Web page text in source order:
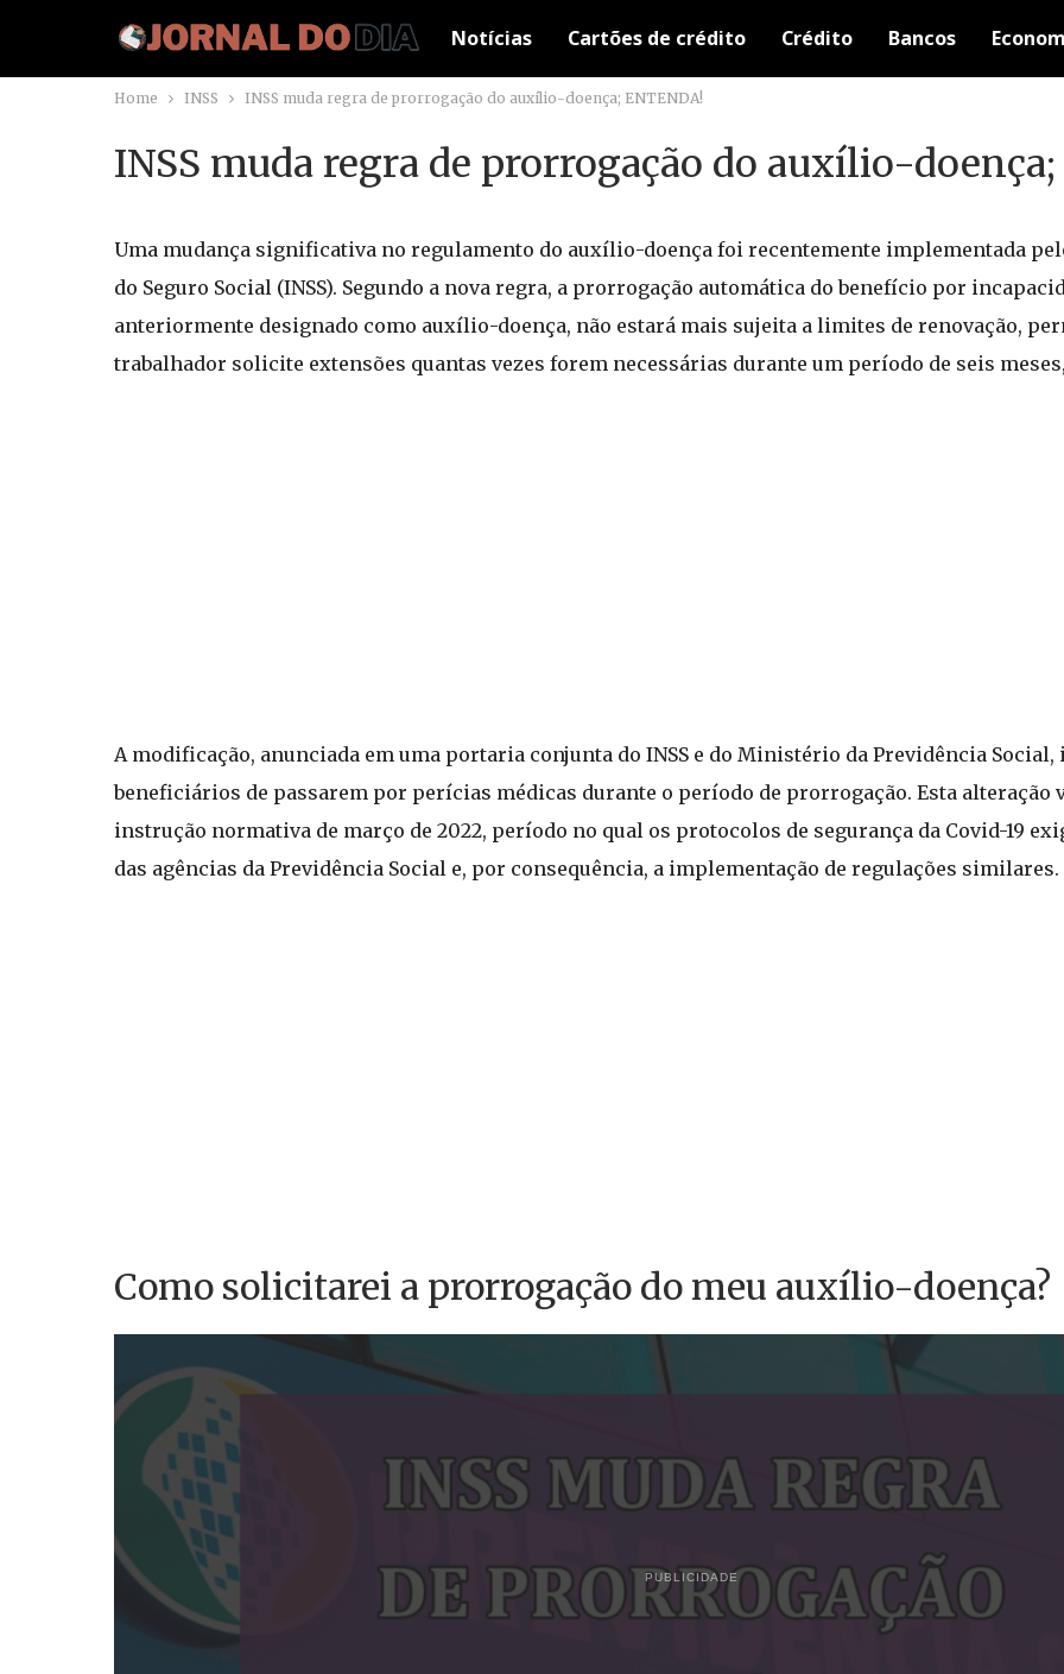
Notícias Cartões de crédito Crédito Bancos
Home INSS INSS muda regra de prorrogação do auxílio-doença; ENTENDA!
INSS muda regra de prorrogação do auxílio-doença;
Uma mudança significativa no regulamento do auxílio-doença foi recentemente implementada
do Seguro Social (INSS). Segundo a nova regra, a prorrogação automática do benefício por
anteriormente designado como auxílio-doença, não estará mais sujeita a limites de renovação,
trabalhador solicite extensões quantas vezes forem necessárias durante um período de seis
A modificação, anunciada em uma portaria conjunta do INSS e do Ministério da Previdência Social,
beneficiários de passarem por perícias médicas durante o período de prorrogação. Esta alteração
instrução normativa de março de 2022, período no qual os protocolos de segurança da Covid-19
das agências da Previdência Social e, por consequência, a implementação de regulações similares.
Como solicitarei a prorrogação do meu auxílio-doença?
PUBLICIDADE